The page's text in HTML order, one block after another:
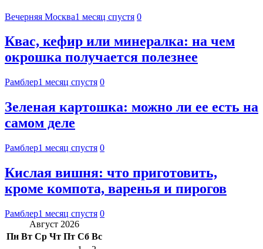
Вечерняя Москва1 месяц спустя 0
Квас, кефир или минералка: на чем
окрошка получается полезнее
Рамблер1 месяц спустя 0
Зеленая картошка: можно ли ее есть на
самом деле
Рамблер1 месяц спустя 0
Кислая вишня: что приготовить,
кроме компота, варенья и пирогов
Рамблер1 месяц спустя 0
Август 2026
Пн Вт Ср Чт Пт Сб Вс